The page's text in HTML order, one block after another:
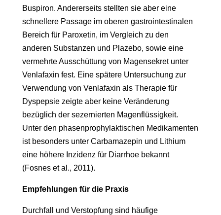
Buspiron. Andererseits stellten sie aber eine
schnellere Passage im oberen gastrointestinalen
Bereich für Paroxetin, im Vergleich zu den
anderen Substanzen und Plazebo, sowie eine
vermehrte Ausschüttung von Magensekret unter
Venlafaxin fest. Eine spätere Untersuchung zur
Verwendung von Venlafaxin als Therapie für
Dyspepsie zeigte aber keine Veränderung
bezüglich der sezernierten Magenflüssigkeit.
Unter den phasenprophylaktischen Medikamenten
ist besonders unter Carbamazepin und Lithium
eine höhere Inzidenz für Diarrhoe bekannt
(Fosnes et al., 2011).
Empfehlungen für die Praxis
Durchfall und Verstopfung sind häufige